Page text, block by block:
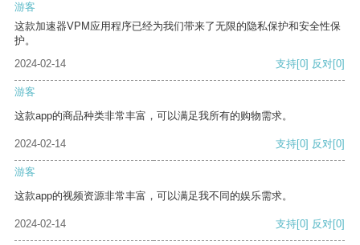
游客
这款加速器VPM应用程序已经为我们带来了无限的隐私保护和安全性保
护。
2024-02-14
支持[0] 反对[0]
游客
这款app的商品种类非常丰富，可以满足我所有的购物需求。
2024-02-14 支持[0] 反对[0]
游客
这款app的视频资源非常丰富，可以满足我不同的娱乐需求。
2024-02-14 支持[0] 反对[0]